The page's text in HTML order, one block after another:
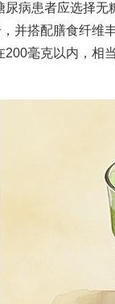
尿病患者应选择无
并搭配膳食纤维
200毫克以内，相